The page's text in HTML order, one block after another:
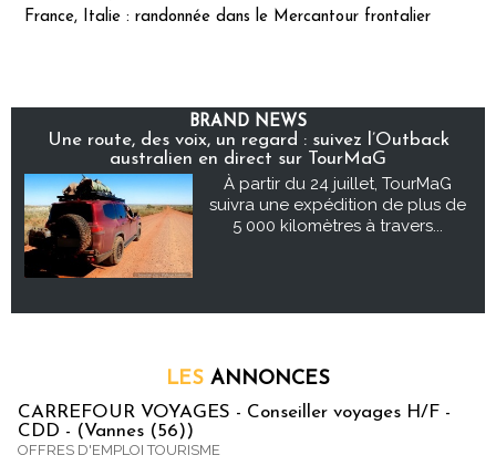
France, Italie : randonnée dans le Mercantour frontalier
BRAND NEWS
Une route, des voix, un regard : suivez l’Outback
australien en direct sur TourMaG
À partir du 24 juillet, TourMaG
suivra une expédition de plus de
5 000 kilomètres à travers...
LES ANNONCES
CARREFOUR VOYAGES - Conseiller voyages H/F -
CDD - (Vannes (56))
OFFRES D'EMPLOI TOURISME